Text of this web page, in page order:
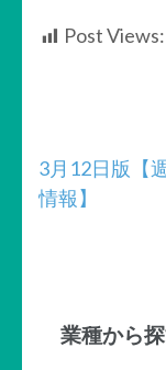
Post Views:
投
稿
ゲ
3月12日版【
情報】
業種から